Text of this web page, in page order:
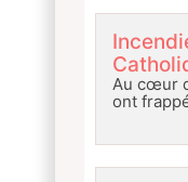
Au cœur
ont